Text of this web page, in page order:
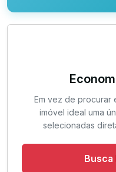
Em vez de procurar
imóvel ideal uma
selecionadas
Busca